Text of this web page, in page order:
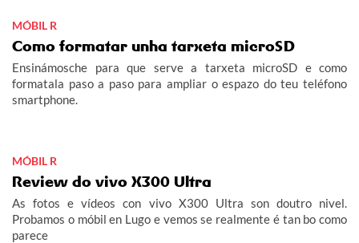
MÓBIL R
Como formatar unha tarxeta microSD
Ensinámosche para que serve a tarxeta microSD e como
formatala paso a paso para ampliar o espazo do teu teléfono
smartphone.
MÓBIL R
Review do vivo X300 Ultra
As fotos e vídeos con vivo X300 Ultra son doutro nivel.
Probamos o móbil en Lugo e vemos se realmente é tan bo como
parece